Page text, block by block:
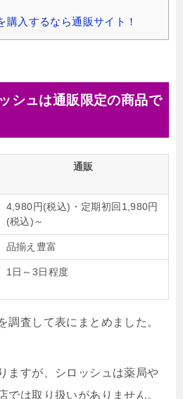
購入するなら通販サイト！
シュは通販限定の商品で
通販
4,980円(税込)・定期初回1,980円
(税込)～
品揃え豊富
1日～3日程度
調査して表にまとめました。
ますが、シロッシュは薬局や
では取り扱いがありません。